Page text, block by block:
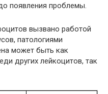
появления проблемы.
вызвано работой
патологиями
может быть как
других лейкоцитов, так